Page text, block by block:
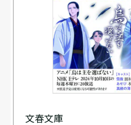
文春文庫